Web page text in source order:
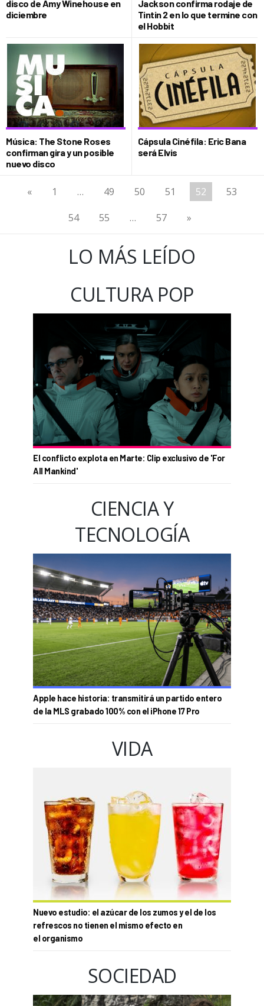
disco de Amy Winehouse en
diciembre
Jackson confirma rodaje de
Tintin 2 en lo que termine con
el Hobbit
Música: The Stone Roses
confirman gira y un posible
nuevo disco
Cápsula Cinéfila: Eric Bana
será Elvis
« 1 … 49 50 51 52
53
54
55 … 57 »
LO MÁS LEÍDO
CULTURA POP
El conflicto explota en Marte: Clip exclusivo de 'For
All Mankind'
CIENCIA Y
TECNOLOGÍA
Apple hace historia: transmitirá un partido entero
de la MLS grabado 100% con el iPhone 17 Pro
VIDA
Nuevo estudio: el azúcar de los zumos y el de los
refrescos no tienen el mismo efecto en
el organismo
SOCIEDAD